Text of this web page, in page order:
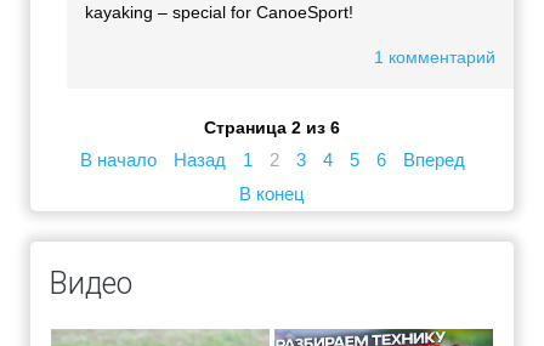
kayaking – special for CanoeSport!
1 комментарий
Страница 2 из 6
В начало Назад 1 2 3 4 5 6
Вперед
В конец
Видео